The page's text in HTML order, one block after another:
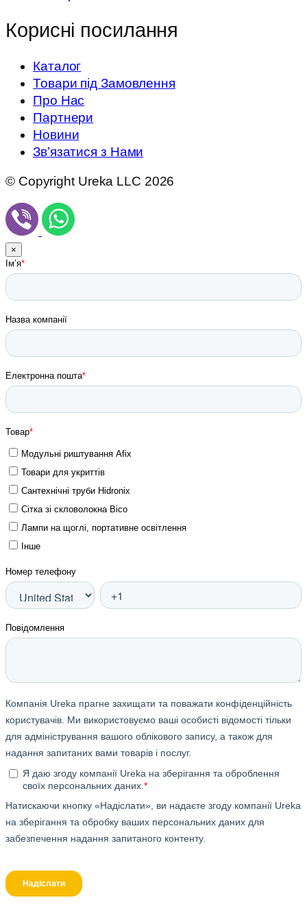
Корисні посилання
Каталог
Товари під Замовлення
Про Нас
Партнери
Новини
Зв’язатися з Нами
© Copyright Ureka LLC 2026
×